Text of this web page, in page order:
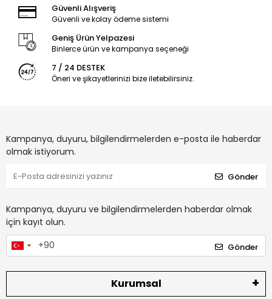
Güvenli Alışveriş
Güvenli ve kolay ödeme sistemi
Geniş Ürün Yelpazesi
Binlerce ürün ve kampanya seçeneği
7 / 24 DESTEK
Öneri ve şikayetlerinizi bize iletebilirsiniz.
Kampanya, duyuru, bilgilendirmelerden e-posta ile haberdar
olmak istiyorum.
Gönder
Kampanya, duyuru ve bilgilendirmelerden haberdar olmak
için kayıt olun.
Gönder
Kurumsal